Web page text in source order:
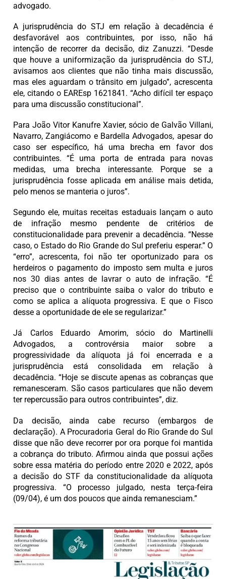
advogado.
A jurisprudência do STJ em relação à decadência é
desfavorável aos contribuintes, por isso, não há
intenção de recorrer da decisão, diz Zanuzzi. “Desde
que houve a uniformização da jurisprudência do STJ,
avisamos aos clientes que não tinha mais discussão,
mas eles aguardam o trânsito em julgado”, acrescenta
ele, citando o EAREsp 1621841. “Acho difícil ter espaço
para uma discussão constitucional”.
Para João Vitor Kanufre Xavier, sócio de Galvão Villani,
Navarro, Zangiácomo e Bardella Advogados, apesar do
caso ser específico, há uma brecha em favor dos
contribuintes. “É uma porta de entrada para novas
medidas, uma brecha interessante. Porque se a
jurisprudência fosse aplicada em análise mais detida,
pelo menos se manteria o juros”.
Segundo ele, muitas receitas estaduais lançam o auto
de infração mesmo pendente de critérios de
constitucionalidade para prevenir a decadência. “Nesse
caso, o Estado do Rio Grande do Sul preferiu esperar.” O
“erro”, acrescenta, foi não ter oportunizado para os
herdeiros o pagamento do imposto sem multa e juros
nos 30 dias antes de lavrar o auto de infração. “É
preciso que o contribuinte saiba o valor do tributo e
como se aplica a alíquota progressiva. E que o Fisco
desse a oportunidade de ele se regularizar.”
Já Carlos Eduardo Amorim, sócio do Martinelli
Advogados, a controvérsia maior sobre a
progressividade da alíquota já foi encerrada e a
jurisprudência está consolidada em relação à
decadência. “Hoje se discute apenas as cobranças que
remanesceram. São casos particulares que não devem
ter repercussão para outros contribuintes”, diz.
Da decisão, ainda cabe recurso (embargos de
declaração). A Procuradoria Geral do Rio Grande do Sul
disse que não deve recorrer por ora porque foi mantida
a cobrança do tributo. Afirmou ainda que possui ações
sobre essa matéria do período entre 2020 e 2022, após
a decisão do STF da constitucionalidade da alíquota
progressiva. “O processo julgado, nesta terça-feira
(09/04), é um dos poucos que ainda remanesciam.”